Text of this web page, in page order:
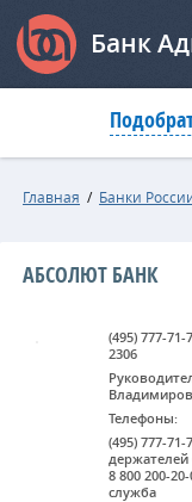
Банк
Главная / Банки
АБСОЛЮТ БАНК
(495) 777-
2306
Телефоны:
(495) 777-
держателей
8 800 200-
служба